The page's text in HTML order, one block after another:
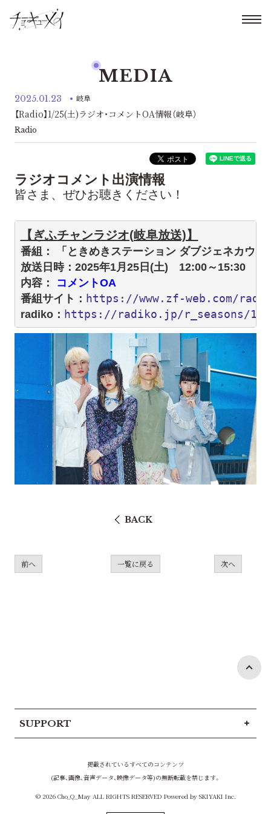
MEDIA
2025.01.23 岐阜
【Radio】1/25(土)ラジオ・コメントOA情報（岐阜）
Radio
ラジオコメント出演情報
皆さま、ぜひお聴きください！
【ぎふチャンラジオ(岐阜放送)】
番組： 「ときめきステーション ダブジェネカウン
放送日時：2025年1月25日(土)　12:00～15:30
内容：
コメントOA
番組サイト： https://www.zf-web.com/
radiko： https://radiko.jp/r_seasons/
BACK
前へ 一覧に戻る 次へ
SUPPORT
掲載されているすべてのコンテンツ
(記事、画像、音声データ、映像データ等)の無断転載を禁じます。
© 2026 Cho_Q_May ALL RIGHTS RESERVED Powered by SKIYAKI Inc.